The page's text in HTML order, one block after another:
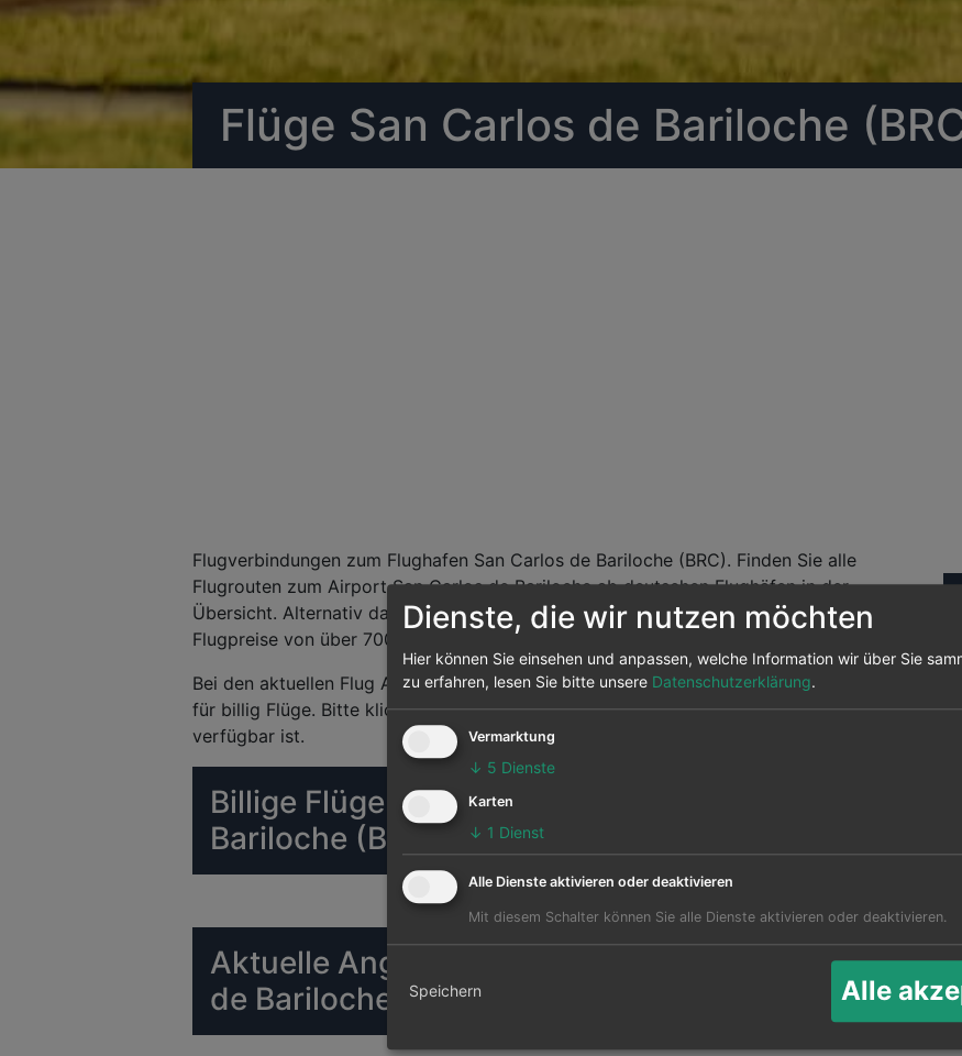
Flüge San Carlos de Bariloche
Flugverbindungen zum Flughafen San Carlos de Bariloche (BRC). Finden Sie alle
Flugrouten zum Airport San Carlos de Bariloche ab deutschen Flughäfen in der
Übersicht. Alternativ dazu können Sie auch die Flugsuche nutzen. Wir vergleichen die
Flugpreise von über 700 Airlines.
Bei den aktuellen Flug Angeboten handelt es sich um Daten aus unserem Preisarchiv
für billig Flüge. Bitte klicken Sie nochmals auf prüfen um sehen, ob der Flug noch
verfügbar ist.
Billige Flüge (Matrix) nach San Carlos de
Bariloche (BRC)
Aktuelle Angebote für Flüge nach San Carlos
de Bariloche (BRC)
Dienste, die wir nutzen möchten
Hier können Sie einsehen und anpassen, welche Information wir über Sie
zu erfahren, lesen Sie bitte unsere Datenschutzerklärung.
Vermarktung
↓ 5 Dienste
Karten
↓ 1 Dienst
Alle Dienste aktivieren oder deaktivieren
Mit diesem Schalter können Sie alle Dienste aktivieren oder deaktivieren.
Speichern Alle